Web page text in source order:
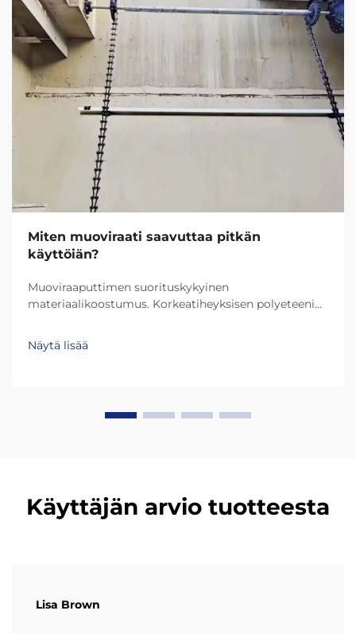
Miten muoviraati saavuttaa pitkän
käyttöiän?
Muoviraaputtimen suorituskykyinen
materiaalikoostumus. Korkeatiheyksisen polyeteenin
polyeteenin (UHMW-PE) rooli kestävyydessä.
Nykypäivän muoviraaputtimet kestävät paljon
Näytä lisää
Käyttäjän arvio tuotteesta
Lisa Brown